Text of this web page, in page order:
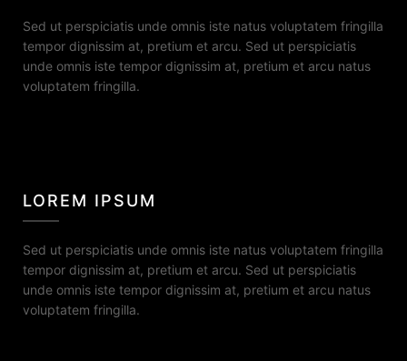
Sed ut perspiciatis unde omnis iste natus voluptatem fringilla
tempor dignissim at, pretium et arcu. Sed ut perspiciatis
unde omnis iste tempor dignissim at, pretium et arcu natus
voluptatem fringilla.
LOREM IPSUM
Sed ut perspiciatis unde omnis iste natus voluptatem fringilla
tempor dignissim at, pretium et arcu. Sed ut perspiciatis
unde omnis iste tempor dignissim at, pretium et arcu natus
voluptatem fringilla.